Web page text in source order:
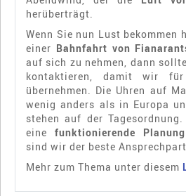
herüberträgt.
Wenn Sie nun Lust bekommen
einer Bahnfahrt von
auf sich zu nehmen, dann
kontaktieren, damit wir
übernehmen. Die Uhren auf
wenig anders als in Europa
stehen auf der
eine funktionierende Planung
sind wir der beste
Mehr zum Thema unter diesem